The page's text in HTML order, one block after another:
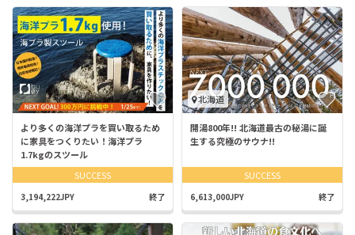
より多くの海洋プラを買い取るため
に家具をつくりたい！海洋プラ
1.7kgのスツール
SUCCESS
3,194,222JPY 終了
北海道
開湯800年!! 北海道最古の秘湯に誕
生する究極のサウナ!!
SUCCESS
6,613,000JPY 終了